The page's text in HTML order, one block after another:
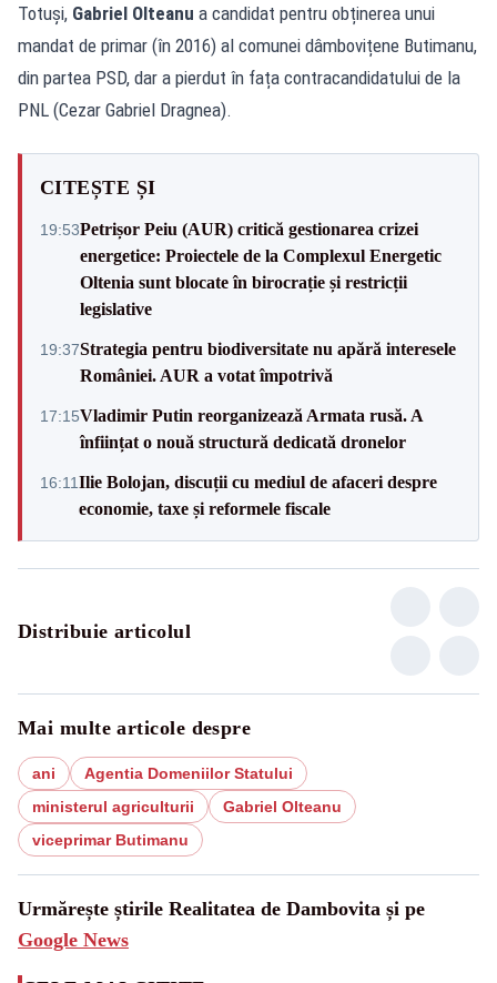
Totuși, Gabriel Olteanu a candidat pentru obținerea unui
mandat de primar (în 2016) al comunei dâmbovițene Butimanu,
din partea PSD, dar a pierdut în fața contracandidatului de la
PNL (Cezar Gabriel Dragnea).
CITEȘTE ȘI
19:53Petrișor Peiu (AUR) critică gestionarea crizei
energetice: Proiectele de la Complexul Energetic
Oltenia sunt blocate în birocrație și restricții
legislative
19:37Strategia pentru biodiversitate nu apără interesele
României. AUR a votat împotrivă
17:15Vladimir Putin reorganizează Armata rusă. A
înființat o nouă structură dedicată dronelor
16:11Ilie Bolojan, discuții cu mediul de afaceri despre
economie, taxe și reformele fiscale
Distribuie articolul
Mai multe articole despre
ani
Agentia Domeniilor Statului
ministerul agriculturii
Gabriel Olteanu
viceprimar Butimanu
Urmărește știrile Realitatea de Dambovita și pe
Google News